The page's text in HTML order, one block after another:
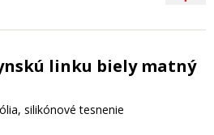
linku biely matný
silikónové tesnenie